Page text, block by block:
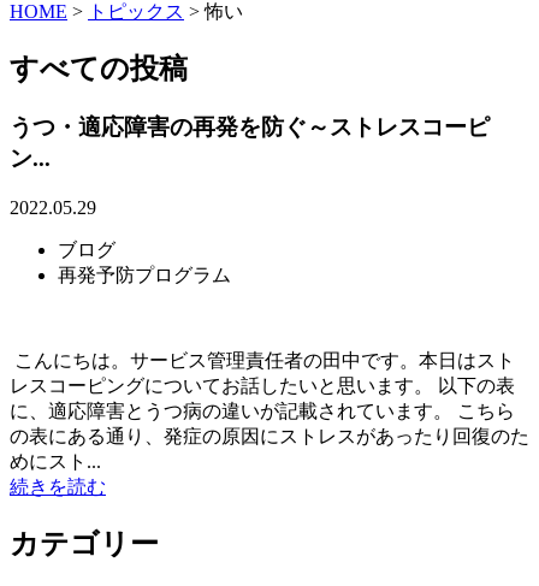
HOME > トピックス >怖い
すべての投稿
うつ・適応障害の再発を防ぐ～ストレスコーピ
ン...
2022.05.29
ブログ
再発予防プログラム
こんにちは。サービス管理責任者の田中です。本日はスト
レスコーピングについてお話したいと思います。 以下の表
に、適応障害とうつ病の違いが記載されています。 こちら
の表にある通り、発症の原因にストレスがあったり回復のた
めにスト...
続きを読む
カテゴリー